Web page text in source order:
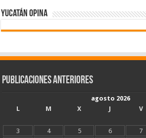
Yucatán Opina
Publicaciones Anteriores
agosto 2026
L
M X J V
3
4 5 6 7